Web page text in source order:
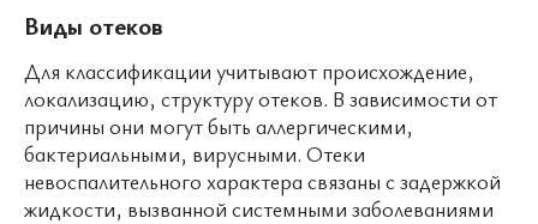
Виды отеков
Для классификации учитывают происхождение,
локализацию, структуру отеков. В зависимости от
причины они могут быть аллергическими,
бактериальными, вирусными. Отеки
невоспалительного характера связаны с задержкой
жидкости, вызванной системными заболеваниями